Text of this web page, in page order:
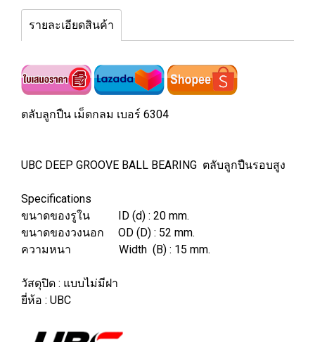
รายละเอียดสินค้า
ตลับลูกปืน เม็ดกลม เบอร์ 6304
UBC DEEP GROOVE BALL BEARING ตลับลูกปืนรอบสูง
Specifications
ขนาดของรูใน ID (d) : 20 mm.
ขนาดของวงนอก OD (D) : 52 mm.
ความหนา Width (B) : 15 mm.
วัสดุปิด : แบบไม่มีฝา
ยี่ห้อ : UBC